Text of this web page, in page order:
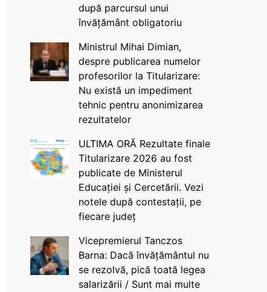
după parcursul unui
învățământ obligatoriu
Ministrul Mihai Dimian,
despre publicarea numelor
profesorilor la Titularizare:
Nu există un impediment
tehnic pentru anonimizarea
rezultatelor
ULTIMA ORĂ Rezultate finale
Titularizare 2026 au fost
publicate de Ministerul
Educației și Cercetării. Vezi
notele după contestații, pe
fiecare județ
Vicepremierul Tanczos
Barna: Dacă învățământul nu
se rezolvă, pică toată legea
salarizării / Sunt mai multe